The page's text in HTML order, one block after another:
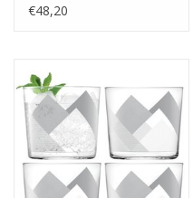
€48,20